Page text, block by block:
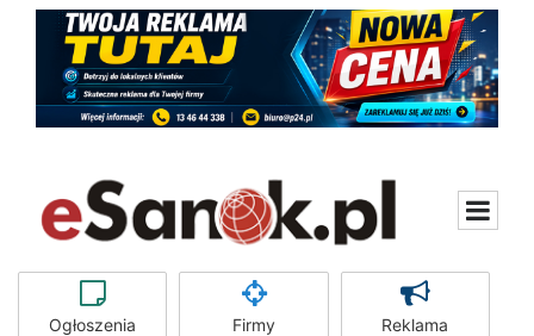
Ogłoszenia Firmy Reklama